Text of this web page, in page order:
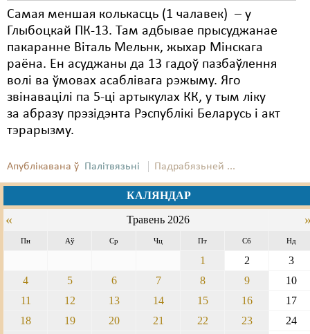
Самая меншая колькасць (1 чалавек) – у
Глыбоцкай ПК-13. Там адбывае прысуджанае
пакаранне Віталь Мельнк, жыхар Мінскага
раёна. Ен асуджаны да 13 гадоў пазбаўлення
волі ва ўмовах асаблівага рэжыму. Яго
звінавацілі па 5-ці артыкулах КК, у тым ліку
за абразу прэзідэнта Рэспублікі Беларусь і акт
тэрарызму.
Апублікавана ў Палітвязьні Падрабязьней ...
КАЛЯНДАР
« Травень 2026
Пн Аў Ср Чц Пт Сб Нд
1 2
3
4
5 6 7 8 9
10
11
12 13 14 15 16
17
18
19 20 21 22 23
24
Мігранты
Мірныя сходы
Палітвязьні
Праваабаронцы
Правы дзіцяці
Распальваньне варожасьці
Рознае
Свабода слова
Суд
Сьмяротнае пакараньне